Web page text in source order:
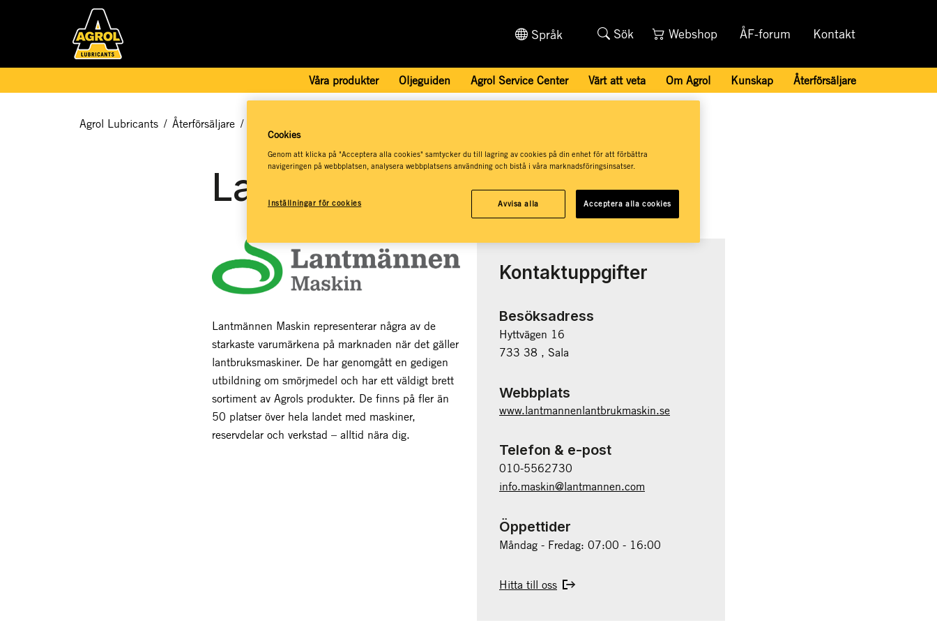
Språk Sök Webshop ÅF-forum Kontakt
Våra produkter Oljeguiden Agrol Service Center Värt att veta Om Agrol Kunskap Återförsäljare
Agrol Lubricants / Återförsäljare /
Lantmännen Maskin, Sala
Lantmännen Maskin representerar några av de
starkaste varumärkena på marknaden när det gäller
lantbruksmaskiner. De har genomgått en gedigen
utbildning om smörjmedel och har ett väldigt brett
sortiment av Agrols produkter. De finns på fler än
50 platser över hela landet med maskiner,
reservdelar och verkstad – alltid nära dig.
Kontaktuppgifter
Besöksadress
Hyttvägen 16
733 38 , Sala
Webbplats
www.lantmannenlantbrukmaskin.se
Telefon & e-post
010-5562730
info.maskin@lantmannen.com
Öppettider
Måndag - Fredag: 07:00 - 16:00
Hitta till oss
Cookies
Genom att klicka på "Acceptera alla cookies" samtycker du till lagring av cookies på din enhet för att förbättra
navigeringen på webbplatsen, analysera webbplatsens användning och bistå i våra marknadsföringsinsatser.
Inställningar för cookies Avvisa alla Acceptera alla cookies